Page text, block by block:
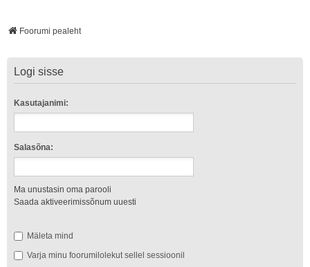
Foorumi pealeht
Logi sisse
Kasutajanimi:
Salasõna:
Ma unustasin oma parooli
Saada aktiveerimissõnum uuesti
Mäleta mind
Varja minu foorumilolekut sellel sessioonil